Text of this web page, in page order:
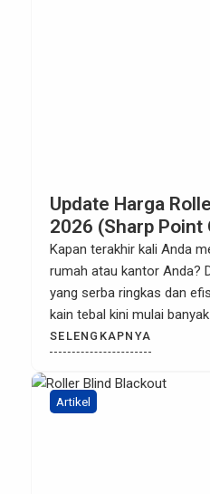
Update Harga
2026 (Sharp Point
Kapan terakhir kali Anda
rumah atau kantor Anda?
yang serba ringkas dan
kain tebal kini mulai
blind. Tirai gulung modern
para desainer interior
minimalis, hemat ruang,
serta sangat mudah
SELENGKAPNYA
Artikel